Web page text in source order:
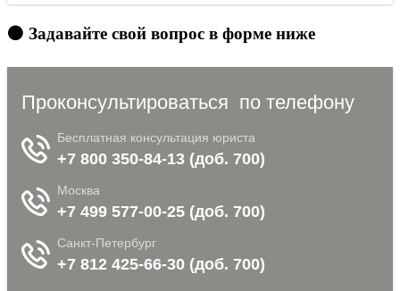
🟠 Задавайте свой вопрос в форме ниже